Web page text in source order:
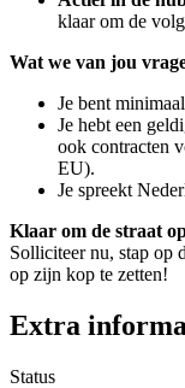
klaar om de
Wat we van jou
Je bent
Je hebt een
ook contracten
EU).
Je spreekt
Klaar om de straat
Solliciteer nu, stap op
op zijn kop te zetten!
Extra
Status